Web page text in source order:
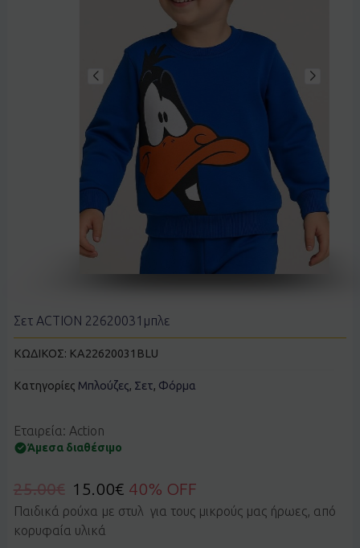
Σετ ACTION 22620031μπλε
ΚΩΔΙΚΟΣ: KA22620031BLU
Κατηγορίες Μπλούζες, Σετ, Φόρμα
Εταιρεία: Action
Άμεσα διαθέσιμο
25.00€ 15.00€ 40% OFF
Παιδικά ρούχα με στυλ για τους μικρούς μας ήρωες, από
κορυφαία υλικά